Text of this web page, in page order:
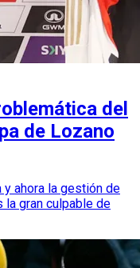
del
de Lozano
ahora la gestión de
la gran culpable de